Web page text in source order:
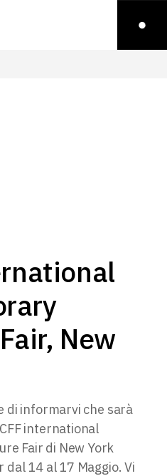
New
di informarvi che sarà
international
Fair di New York
dal 14 al 17 Maggio. Vi